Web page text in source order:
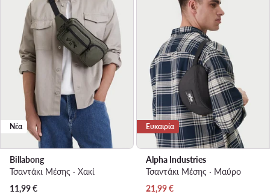
Νέα
Billabong
Τσαντάκι Μέσης · Χακί
11,99€
Ευκαιρία
Alpha Industries
Τσαντάκι Μέσης · Μαύρο
Τρέχουσα τιμή
21,99€